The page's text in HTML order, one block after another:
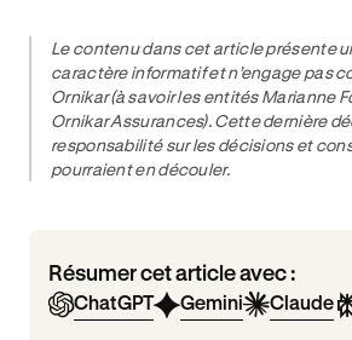
Le contenu dans cet article présente
caractère informatif et n’engage pas
Ornikar (à savoir les entités Marianne
Ornikar Assurances). Cette dernière
responsabilité sur les décisions et
pourraient en découler.
Résumer cet article avec :
ChatGPT Gemini Claude